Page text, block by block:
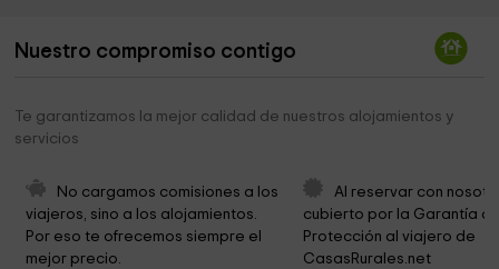
Nuestro compromiso contigo
Te garantizamos la mejor calidad de nuestros alojamientos y
servicios
No cargamos comisiones a los
viajeros, sino a los alojamientos.
Por eso te ofrecemos siempre el
mejor precio.
Al reservar con
cubierto por la Garantía
Protección al viajero de
CasasRurales.net